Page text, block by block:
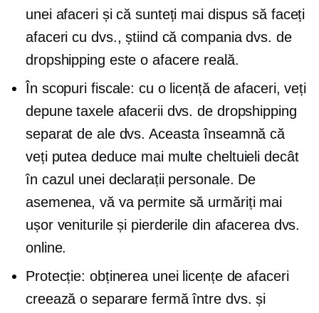
unei afaceri și că sunteți mai dispus să faceți
afaceri cu dvs., știind că compania dvs. de
dropshipping este o afacere reală.
În scopuri fiscale: cu o licență de afaceri, veți
depune taxele afacerii dvs. de dropshipping
separat de ale dvs. Aceasta înseamnă că
veți putea deduce mai multe cheltuieli decât
în ​​cazul unei declarații personale. De
asemenea, vă va permite să urmăriți mai
ușor veniturile și pierderile din afacerea dvs.
online.
Protecție: obținerea unei licențe de afaceri
creează o separare fermă între dvs. și